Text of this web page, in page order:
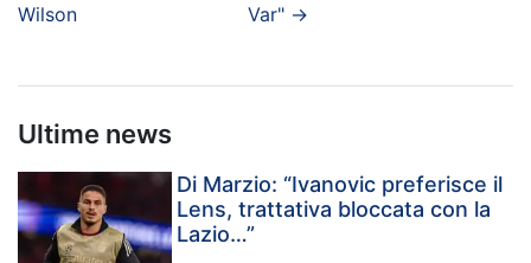
Wilson
Var" →
Ultime news
Di Marzio: “Ivanovic preferisce il
Lens, trattativa bloccata con la
Lazio…”